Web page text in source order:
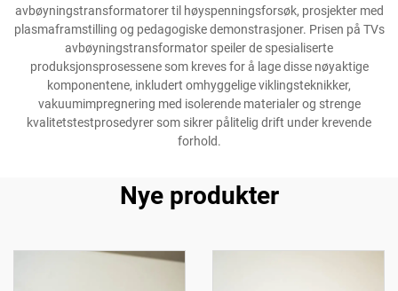
avbøyningstransformatorer til høyspenningsforsøk, prosjekter med
plasmaframstilling og pedagogiske demonstrasjoner. Prisen på TVs
avbøyningstransformator speiler de spesialiserte
produksjonsprosessene som kreves for å lage disse nøyaktige
komponentene, inkludert omhyggelige viklingsteknikker,
vakuumimpregnering med isolerende materialer og strenge
kvalitetstestprosedyrer som sikrer pålitelig drift under krevende
forhold.
Nye produkter